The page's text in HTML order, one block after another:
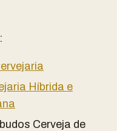
Híbrida e
Cerveja de